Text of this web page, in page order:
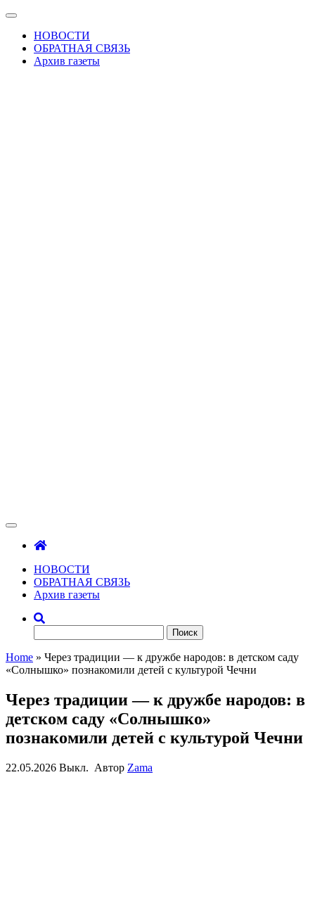
Skip
content
Показать/
Скрыть
навигацию
НОВОСТИ
ОБРАТНАЯ СВЯЗЬ
Архив газеты
НОВОСТИ
ОБРАТНАЯ СВЯЗЬ
Архив газеты
Home » Через традиции — к дружбе народов: в детском саду
«Солнышко» познакомили детей с культурой Чечни
Через традиции — к дружбе народов: в
детском саду «Солнышко»
познакомили детей с культурой Чечни
22.05.2026 Выкл. Автор Zama